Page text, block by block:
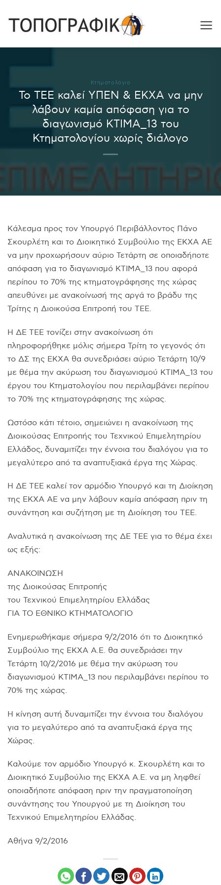
content
Κτηματολόγιο
Το ΤΕΕ καλεί ΥΠΕΝ & ΕΚΧΑ να μην
λάβουν καμία απόφαση για το
διαγωνισμό ΚΤΙΜΑ_13 του
Κτηματολογίου χωρίς διάλογο
Κάλεσμα προς τον Υπουργό Περιβάλλοντος Πάνο
Σκουρλέτη και το Διοικητικό Συμβούλιο της ΕΚΧΑ ΑΕ
να μην προχωρήσουν αύριο Τετάρτη σε οποιαδήποτε
απόφαση για το διαγωνισμό ΚΤΙΜΑ_13 που αφορά
περίπου το 70% της κτηματογράφησης της χώρας
απευθύνει με ανακοίνωσή της αργά το βράδυ της
Τρίτης η Διοικούσα Επιτροπή του ΤΕΕ.
Η ΔΕ ΤΕΕ τονίζει στην ανακοίνωση ότι
πληροφορήθηκε μόλις σήμερα Τρίτη το γεγονός ότι
το ΔΣ της ΕΚΧΑ θα συνεδριάσει αύριο Τετάρτη 10/9
με θέμα την ακύρωση του διαγωνισμού ΚΤΙΜΑ_13 του
έργου του Κτηματολογίου που περιλαμβάνει περίπου
το 70% της κτηματογράφησης της χώρας.
Ωστόσο κάτι τέτοιο, σημειώνει η ανακοίνωση της
Διοικούσας Επιτροπής του Τεχνικού Επιμελητηρίου
Ελλάδος, δυναμιτίζει την έννοια του διαλόγου για το
μεγαλύτερο από τα αναπτυξιακά έργα της Χώρας.
Η ΔΕ ΤΕΕ καλεί τον αρμόδιο Υπουργό και τη Διοίκηση
της ΕΚΧΑ ΑΕ να μην λάβουν καμία απόφαση πριν τη
συνάντηση και συζήτηση με τη Διοίκηση του ΤΕΕ.
Αναλυτικά η ανακοίνωση της ΔΕ ΤΕΕ για το θέμα έχει
ως εξής:
ANAKOINΩΣΗ
της Διοικούσας Επιτροπής
του Τεχνικού Επιμελητηρίου Ελλάδας
ΓΙΑ ΤΟ ΕΘΝΙΚΟ ΚΤΗΜΑΤΟΛΟΓΙΟ
Ενημερωθήκαμε σήμερα 9/2/2016 ότι το Διοικητικό
Συμβούλιο της ΕΚΧΑ Α.Ε. θα συνεδριάσει την
Τετάρτη 10/2/2016 με θέμα την ακύρωση του
διαγωνισμού ΚΤΙΜΑ_13 που περιλαμβάνει περίπου το
70% της χώρας.
Η κίνηση αυτή δυναμιτίζει την έννοια του διαλόγου
για το μεγαλύτερο από τα αναπτυξιακά έργα της
Χώρας.
Καλούμε τον αρμόδιο Υπουργό κ. Σκουρλέτη και το
Διοικητικό Συμβούλιο της ΕΚΧΑ Α.Ε. να μη ληφθεί
οποιαδήποτε απόφαση πριν την πραγματοποίηση
συνάντησης του Υπουργού με τη Διοίκηση του
Τεχνικού Επιμελητηρίου Ελλάδας.
Αθήνα 9/2/2016